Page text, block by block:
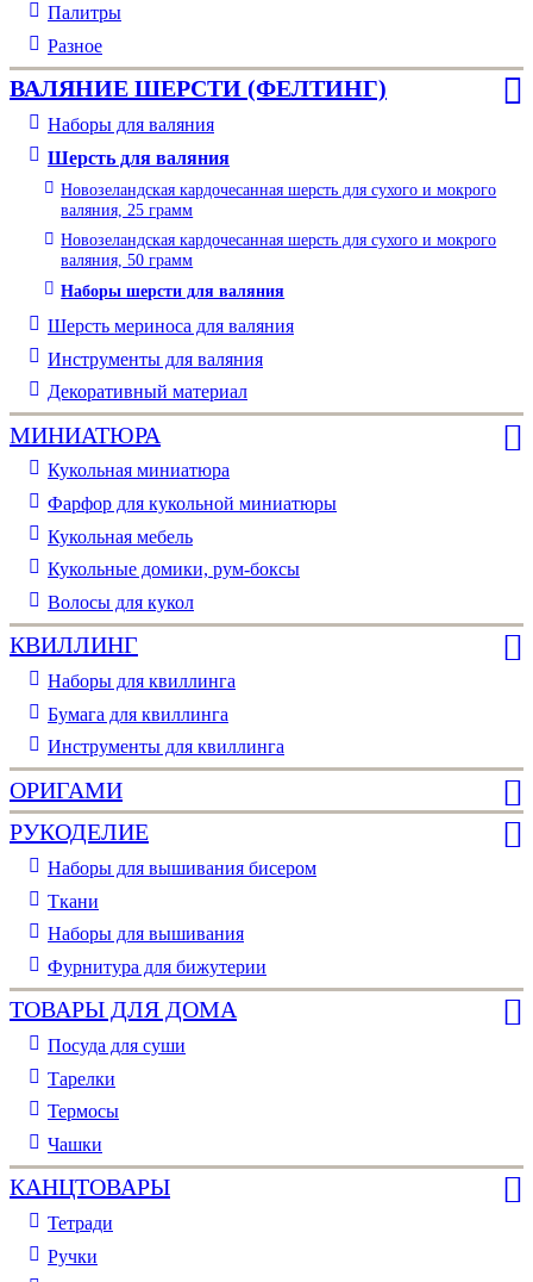
Палитры
Разное
ВАЛЯНИЕ ШЕРСТИ (ФЕЛТИНГ)
Наборы для валяния
Шерсть для валяния
Новозеландская кардочесанная шерсть для сухого и мокрого
валяния, 25 грамм
Новозеландская кардочесанная шерсть для сухого и мокрого
валяния, 50 грамм
Наборы шерсти для валяния
Шерсть мериноса для валяния
Инструменты для валяния
Декоративный материал
МИНИАТЮРА
Кукольная миниатюра
Фарфор для кукольной миниатюры
Кукольная мебель
Кукольные домики, рум-боксы
Волосы для кукол
КВИЛЛИНГ
Наборы для квиллинга
Бумага для квиллинга
Инструменты для квиллинга
ОРИГАМИ
РУКОДЕЛИЕ
Наборы для вышивания бисером
Ткани
Наборы для вышивания
Фурнитура для бижутерии
ТОВАРЫ ДЛЯ ДОМА
Посуда для суши
Тарелки
Термосы
Чашки
КАНЦТОВАРЫ
Тетради
Ручки